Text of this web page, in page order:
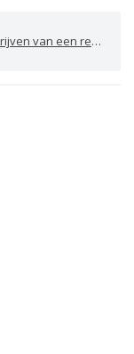
van een review